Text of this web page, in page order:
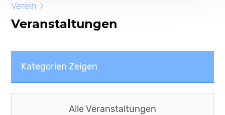
MoinMoi
Verein
Veranstaltungen
Kategorien Zeigen
Alle Kategorien
Alle Veranstaltungen